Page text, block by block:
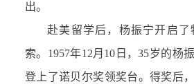
出。
赴美留学后，杨振宁开启
索。1957年12月10日，35岁的杨
登上了诺贝尔奖领奖台。得奖后